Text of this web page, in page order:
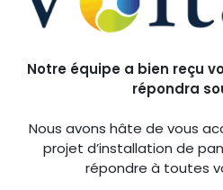
Notre équipe a bien reçu
répondra
Nous avons hâte de vous
projet d’installation de
répondre à toutes